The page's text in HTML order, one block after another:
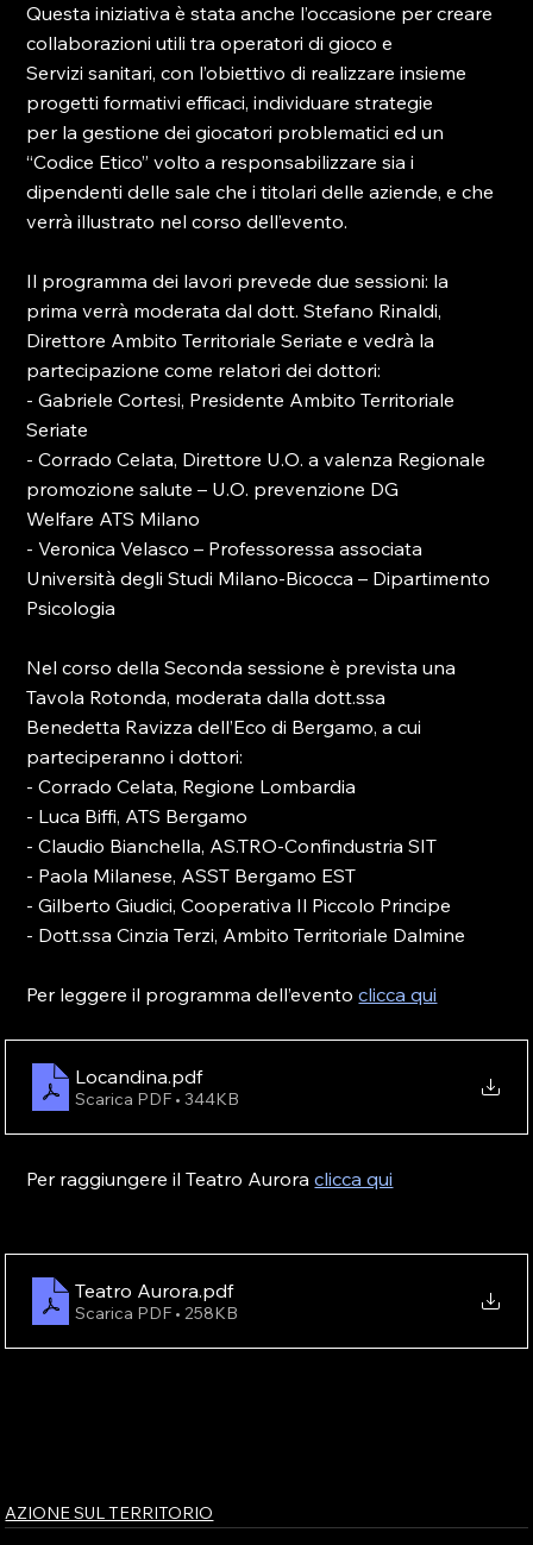
Questa iniziativa è stata anche l’occasione per creare
collaborazioni utili tra operatori di gioco e
Servizi sanitari, con l’obiettivo di realizzare insieme
progetti formativi efficaci, individuare strategie
per la gestione dei giocatori problematici ed un
“Codice Etico” volto a responsabilizzare sia i
dipendenti delle sale che i titolari delle aziende, e che
verrà illustrato nel corso dell’evento.
Il programma dei lavori prevede due sessioni: la
prima verrà moderata dal dott. Stefano Rinaldi,
Direttore Ambito Territoriale Seriate e vedrà la
partecipazione come relatori dei dottori:
- Gabriele Cortesi, Presidente Ambito Territoriale
Seriate
- Corrado Celata, Direttore U.O. a valenza Regionale
promozione salute – U.O. prevenzione DG
Welfare ATS Milano
- Veronica Velasco – Professoressa associata
Università degli Studi Milano-Bicocca – Dipartimento
Psicologia
Nel corso della Seconda sessione è prevista una
Tavola Rotonda, moderata dalla dott.ssa
Benedetta Ravizza dell’Eco di Bergamo, a cui
parteciperanno i dottori:
- Corrado Celata, Regione Lombardia
- Luca Biffi, ATS Bergamo
- Claudio Bianchella, AS.TRO-Confindustria SIT
- Paola Milanese, ASST Bergamo EST
- Gilberto Giudici, Cooperativa Il Piccolo Principe
- Dott.ssa Cinzia Terzi, Ambito Territoriale Dalmine
Per leggere il programma dell’evento clicca qui
Locandina.pdf
Scarica PDF • 344KB
Per raggiungere il Teatro Aurora clicca qui
Teatro Aurora.pdf
Scarica PDF • 258KB
AZIONE SUL TERRITORIO